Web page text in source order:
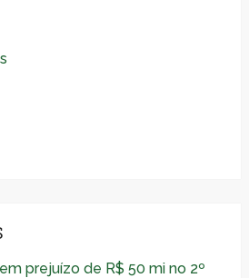
prejuízo de R$ 50 mi no 2º